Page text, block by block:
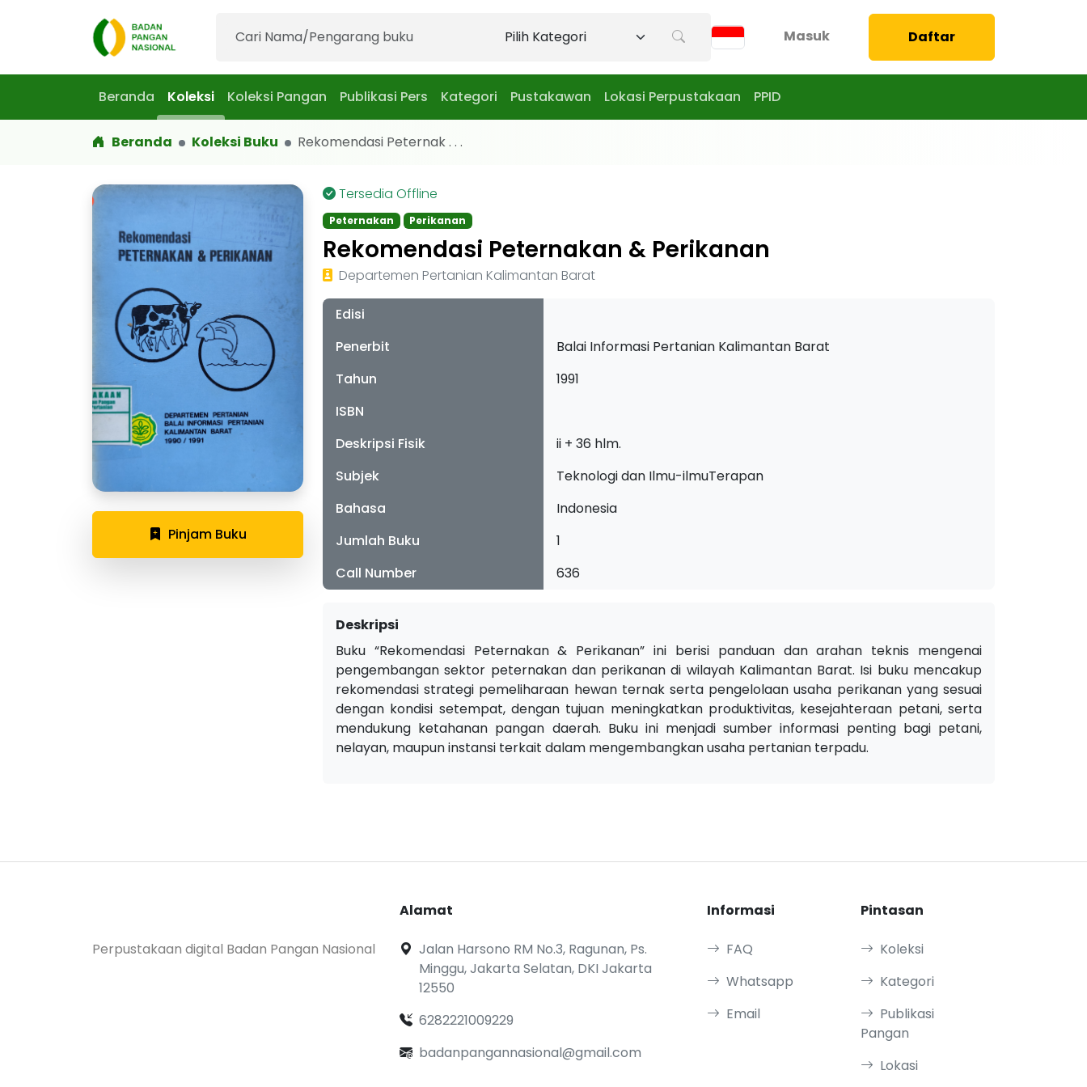
Masuk Daftar
Beranda Koleksi Koleksi Pangan Publikasi Pers Kategori Pustakawan Lokasi Perpustakaan PPID
Beranda Koleksi Buku Rekomendasi Peternak . . .
Pinjam Buku
Tersedia Offline
Peternakan Perikanan
Rekomendasi Peternakan & Perikanan
Departemen Pertanian Kalimantan Barat
Edisi
Penerbit
Balai Informasi Pertanian Kalimantan Barat
Tahun
1991
ISBN
Deskripsi Fisik
ii + 36 hlm.
Subjek
Teknologi dan Ilmu-ilmuTerapan
Bahasa
Indonesia
Jumlah Buku
1
Call Number
636
Deskripsi
Buku “Rekomendasi Peternakan & Perikanan” ini berisi panduan dan arahan teknis mengenai
pengembangan sektor peternakan dan perikanan di wilayah Kalimantan Barat. Isi buku mencakup
rekomendasi strategi pemeliharaan hewan ternak serta pengelolaan usaha perikanan yang sesuai
dengan kondisi setempat, dengan tujuan meningkatkan produktivitas, kesejahteraan petani, serta
mendukung ketahanan pangan daerah. Buku ini menjadi sumber informasi penting bagi petani,
nelayan, maupun instansi terkait dalam mengembangkan usaha pertanian terpadu.
Perpustakaan digital Badan Pangan Nasional
Alamat
Jalan Harsono RM No.3, Ragunan, Ps.
Minggu, Jakarta Selatan, DKI Jakarta
12550
6282221009229
badanpangannasional@gmail.com
Informasi
FAQ
Whatsapp
Email
Pintasan
Koleksi
Kategori
Publikasi
Pangan
Lokasi